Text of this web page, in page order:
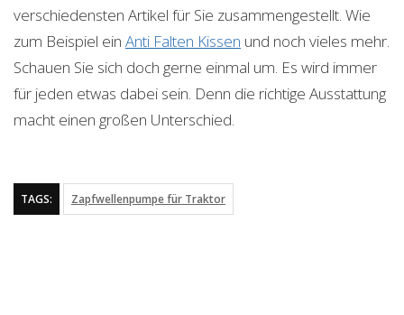
verschiedensten Artikel für Sie zusammengestellt. Wie
zum Beispiel ein Anti Falten Kissen und noch vieles mehr.
Schauen Sie sich doch gerne einmal um. Es wird immer
für jeden etwas dabei sein. Denn die richtige Ausstattung
macht einen großen Unterschied.
TAGS: Zapfwellenpumpe für Traktor